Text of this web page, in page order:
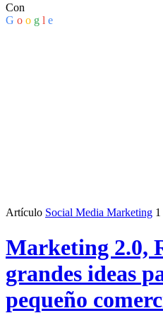
Con
G o o g l e
Artículo Social Media Marketing
Marketing 2.0,
grandes ideas
pequeño